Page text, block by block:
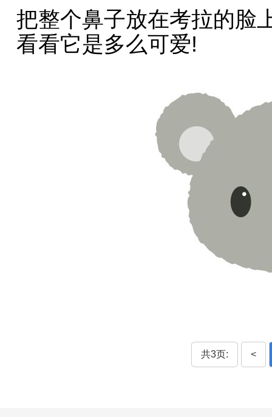
把整个鼻子放在考拉的脸
看看它是多么可爱!
共3页: <